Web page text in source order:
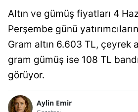
Altın ve gümüş fiyatları 4
Perşembe günü
Gram altın 6.603 TL, çeyrek
gram gümüş ise 108 TL
görüyor.
Aylin Emir